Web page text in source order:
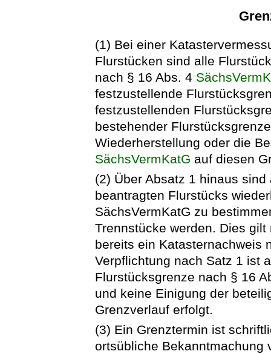
(1) Bei einer
Flurstücken sind alle
nach § 16 Abs. 4
festzustellende
festzustellenden
bestehender
Wiederherstellung oder die
SächsVermKatG auf diesen
(2) Über Absatz 1 hinaus
beantragten Flurstücks
SächsVermKatG zu
Trennstücke werden. Dies
bereits ein Katasternachweis
Verpflichtung nach Satz 1 ist
Flurstücksgrenze nach § 16
und keine Einigung der
Grenzverlauf erfolgt.
(3) Ein Grenztermin ist
ortsübliche Bekanntmachung